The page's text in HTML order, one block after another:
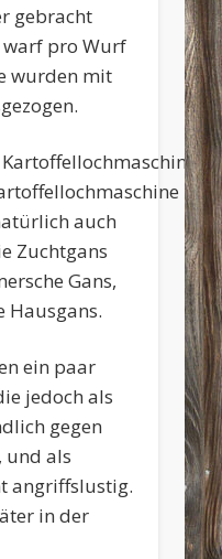
gebracht
warf pro Wurf
wurden mit
auch
Zuchtgans
Gans,
Hausgans.
ein paar
jedoch als
gegen
und als
angriffslustig.
in der